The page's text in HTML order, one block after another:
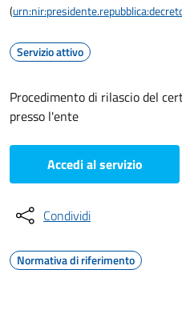
(
Servizio attivo
Procedimento di rilascio del
presso l'ente
Accedi al servizio
Condividi
Normativa di riferimento